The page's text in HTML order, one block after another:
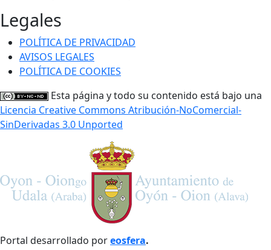
Legales
POLÍTICA DE PRIVACIDAD
AVISOS LEGALES
POLÍTICA DE COOKIES
Esta página y todo su contenido está bajo una
Licencia Creative Commons Atribución-NoComercial-
SinDerivadas 3.0 Unported
Portal desarrollado poreosfera.